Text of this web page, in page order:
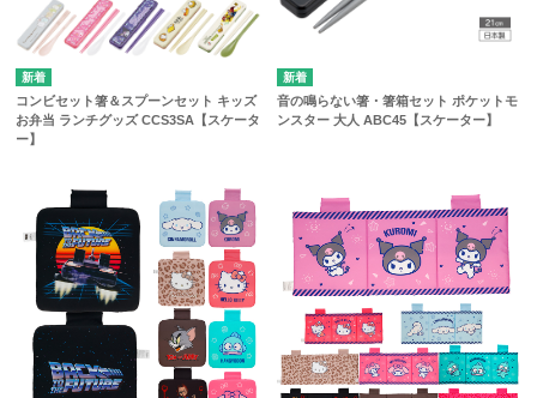
コンビセット箸＆スプーンセット キッズ
お弁当 ランチグッズ CCS3SA【スケータ
ー】
音の鳴らない箸・箸箱セット ポケットモ
ンスター 大人 ABC45【スケーター】